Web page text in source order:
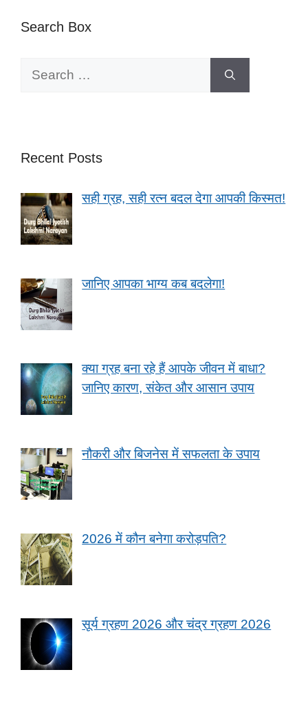
Search Box
Search
Recent Posts
सही ग्रह, सही रत्न बदल देगा आपकी किस्मत!
जानिए आपका भाग्य कब बदलेगा!
क्या ग्रह बना रहे हैं आपके जीवन में बाधा?
जानिए कारण, संकेत और आसान उपाय
नौकरी और बिजनेस में सफलता के उपाय
2026 में कौन बनेगा करोड़पति?
सूर्य ग्रहण 2026 और चंद्र ग्रहण 2026